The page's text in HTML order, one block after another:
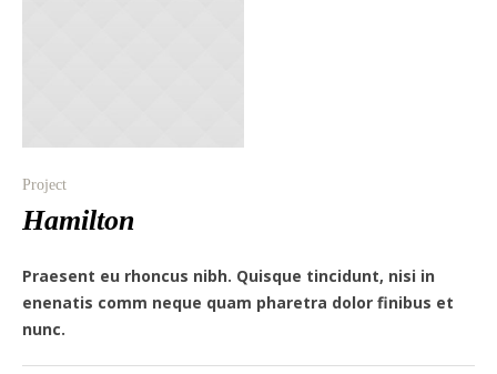
Project
Hamilton
Praesent eu rhoncus nibh. Quisque tincidunt, nisi in
enenatis comm neque quam pharetra dolor finibus et
nunc.